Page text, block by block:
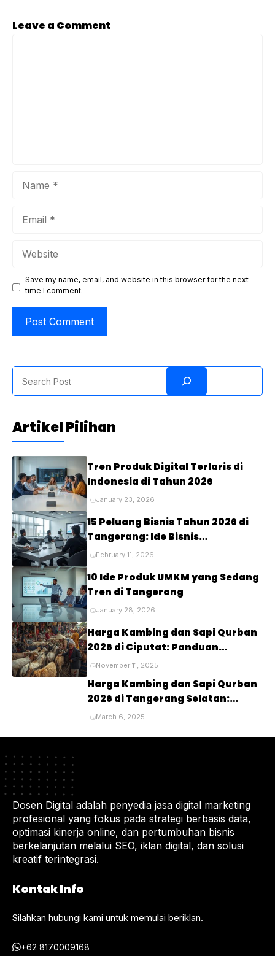
premium, menjadi semakin kompetitif. Oleh karena itu,
Leave a Comment
Save my name, email, and website in this browser for the next
time I comment.
Artikel Pilihan
Tren Produk Digital Terlaris di
Indonesia di Tahun 2026
January 23, 2026
15 Peluang Bisnis Tahun 2026 di
Tangerang: Ide Bisnis
Menjanjikan untuk Masa Depan
February 11, 2026
10 Ide Produk UMKM yang Sedang
Tren di Tangerang
January 28, 2026
Harga Kambing dan Sapi Qurban
2026 di Ciputat: Panduan
Lengkap untuk Perayaan Idul
November 11, 2025
Harga Kambing dan Sapi Qurban
2026 di Tangerang Selatan:
Panduan Lengkap untuk Pembeli
March 6, 2025
Dosen Digital adalah penyedia jasa digital marketing
profesional yang fokus pada strategi berbasis data,
optimasi kinerja online, dan pertumbuhan bisnis
berkelanjutan melalui SEO, iklan digital, dan solusi
kreatif terintegrasi.
Kontak Info
Silahkan hubungi kami untuk memulai beriklan.
+62 8170009168